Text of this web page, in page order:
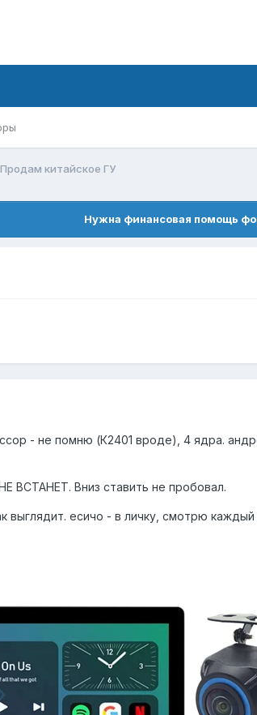
Продам китайское ГУ
Нужна финансовая помощь
- не помню (К2401 вроде), 4 ядра.
ВСТАНЕТ. Вниз ставить не пробовал.
выглядит. есичо - в личку, смотрю каждый